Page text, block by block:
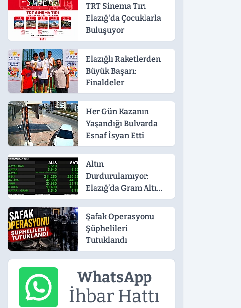
TRT Sinema Tırı
Elazığ'da Çocuklarla
Buluşuyor
Elazığlı Raketlerden
Büyük Başarı:
Finaldeler
Her Gün Kazanın
Yaşandığı Bulvarda
Esnaf İsyan Etti
Altın
Durdurulamıyor:
Elazığ’da Gram Altın
6.790 TL'yi Gördü!
Şafak Operasyonu
Şüphelileri
Tutuklandı
WhatsApp
İhbar Hattı